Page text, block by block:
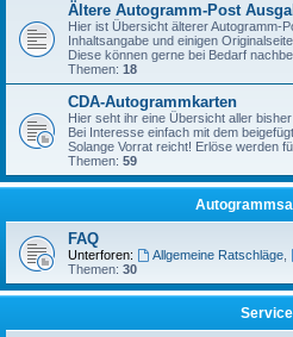
Ältere Autogramm-Post
Hier ist Übersicht älterer Autogramm-
Inhaltsangabe und einigen
Diese können gerne bei Bedarf
Themen: 18
CDA-Autogrammkarten
Hier seht ihr eine Übersicht aller
Bei Interesse einfach mit dem
Solange Vorrat reicht! Erlöse werden
Themen: 59
FAQ
Unterforen: Allgemeine Ratschläge,
Themen: 30
Service